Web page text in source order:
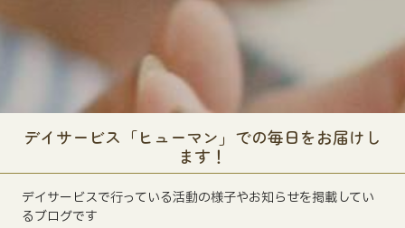
デイサービス「ヒューマン」での毎日をお届けし
ます！
デイサービスで行っている活動の様子やお知らせを掲載してい
るブログです